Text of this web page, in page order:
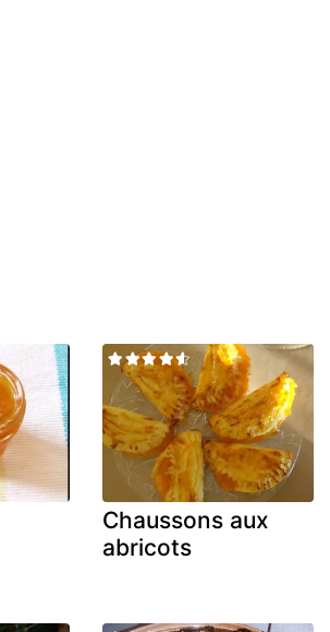
Chaussons aux
abricots